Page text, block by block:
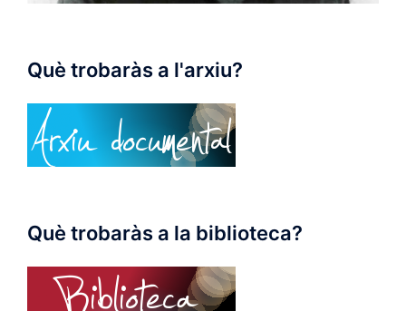
Què trobaràs a l'arxiu?
Què trobaràs a la biblioteca?